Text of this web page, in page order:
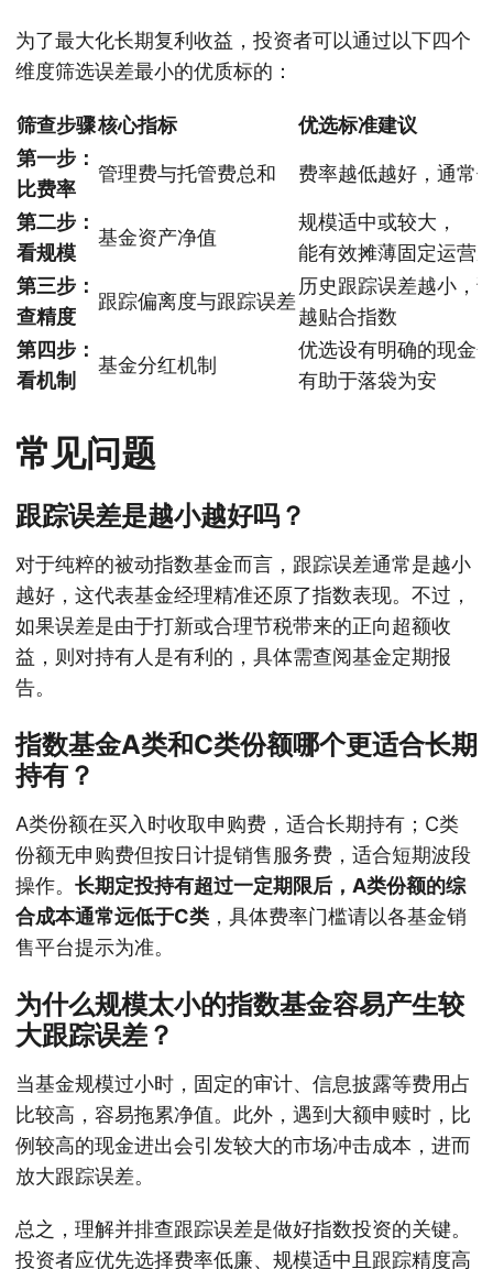
为了最大化长期复利收益，投资者可以通过以下四个
维度筛选误差最小的优质标的：
筛查步骤核心指标
优选标准建议
第一步：
比费率
管理费与托管费总和 费率越低越好，通常
第二步：
看规模
基金资产净值
规模适中或较大，
能有效摊薄固定运营
第三步：
查精度
跟踪偏离度与跟踪误差
历史跟踪误差越小，
越贴合指数
第四步：
看机制
基金分红机制
优选设有明确的现金
有助于落袋为安
常见问题
跟踪误差是越小越好吗？
对于纯粹的被动指数基金而言，跟踪误差通常是越小
越好，这代表基金经理精准还原了指数表现。不过，
如果误差是由于打新或合理节税带来的正向超额收
益，则对持有人是有利的，具体需查阅基金定期报
告。
指数基金A类和C类份额哪个更适合长期
持有？
A类份额在买入时收取申购费，适合长期持有；C类
份额无申购费但按日计提销售服务费，适合短期波段
操作。 长期定投持有超过一定期限后，A类份额的综
合成本通常远低于C类 ，具体费率门槛请以各基金销
售平台提示为准。
为什么规模太小的指数基金容易产生较
大跟踪误差？
当基金规模过小时，固定的审计、信息披露等费用占
比较高，容易拖累净值。此外，遇到大额申赎时，比
例较高的现金进出会引发较大的市场冲击成本，进而
放大跟踪误差。
总之，理解并排查跟踪误差是做好指数投资的关键。
投资者应优先选择费率低廉、规模适中且跟踪精度高